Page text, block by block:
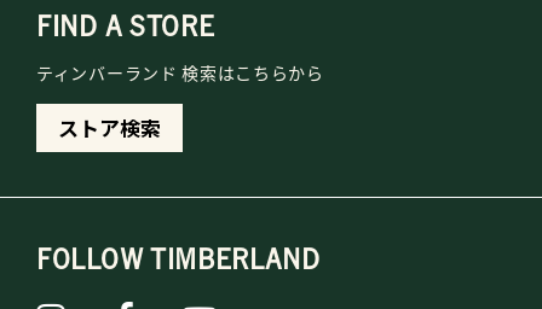
FIND A STORE
ティンバーランド 検索はこちらから
ストア検索
FOLLOW TIMBERLAND